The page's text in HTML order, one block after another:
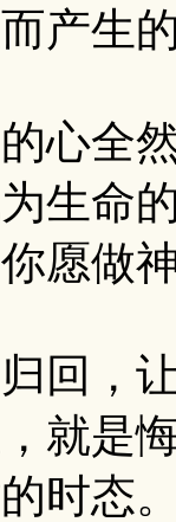
产生
心全
生命
愿做
回，
就是
时态